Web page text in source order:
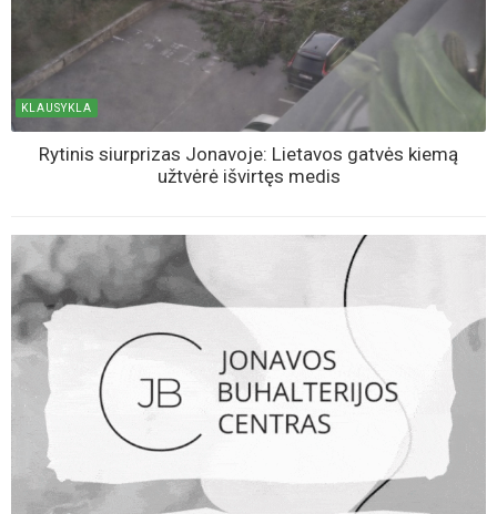
KLAUSYKLA
Rytinis siurprizas Jonavoje: Lietavos gatvės kiemą
užtvėrė išvirtęs medis